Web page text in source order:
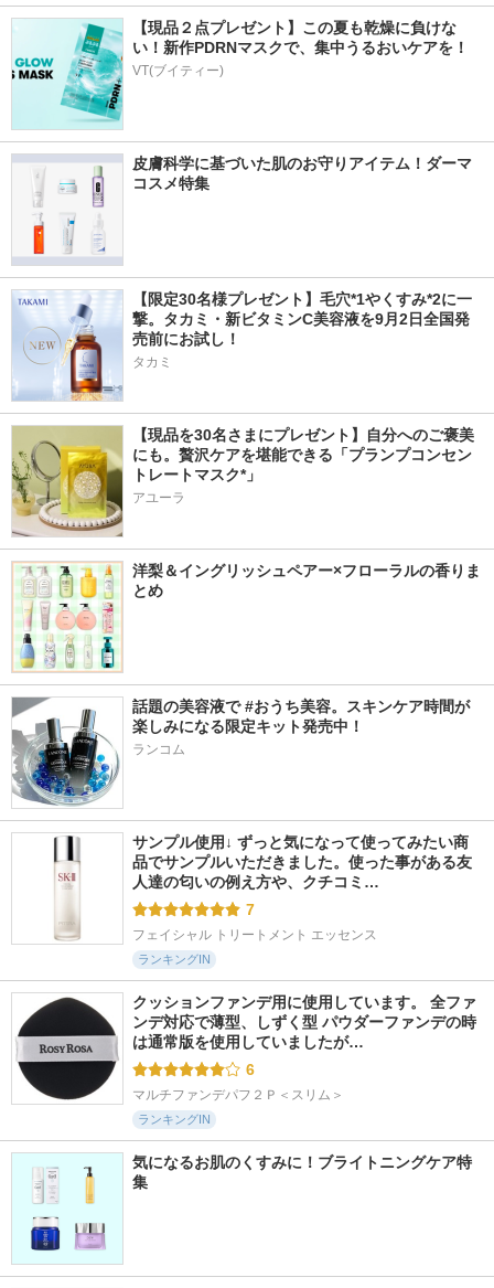
【現品２点プレゼント】この夏も乾燥に負けな
い！新作PDRNマスクで、集中うるおいケアを！
VT(ブイティー)
皮膚科学に基づいた肌のお守りアイテム！ダーマ
コスメ特集
【限定30名様プレゼント】毛穴*1やくすみ*2に一
撃。タカミ・新ビタミンC美容液を9月2日全国発
売前にお試し！
タカミ
【現品を30名さまにプレゼント】自分へのご褒美
にも。贅沢ケアを堪能できる「プランプコンセン
トレートマスク*」
アユーラ
洋梨＆イングリッシュペアー×フローラルの香りま
とめ
話題の美容液で #おうち美容。スキンケア時間が
楽しみになる限定キット発売中！
ランコム
サンプル使用↓ ずっと気になって使ってみたい商
品でサンプルいただきました。使った事がある友
人達の匂いの例え方や、クチコミ…
7
フェイシャル トリートメント エッセンス
ランキングIN
クッションファンデ用に使用しています。 全ファ
ンデ対応で薄型、しずく型 パウダーファンデの時
は通常版を使用していましたが…
6
マルチファンデパフ２Ｐ＜スリム＞
ランキングIN
気になるお肌のくすみに！ブライトニングケア特
集